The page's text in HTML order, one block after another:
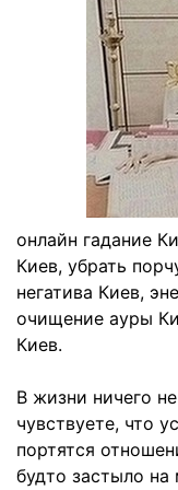
онлайн гадание
Киев, убрать
негатива Киев,
очищение ауры
Киев.
В жизни ничего
чувствуете, что
портятся
будто застыло